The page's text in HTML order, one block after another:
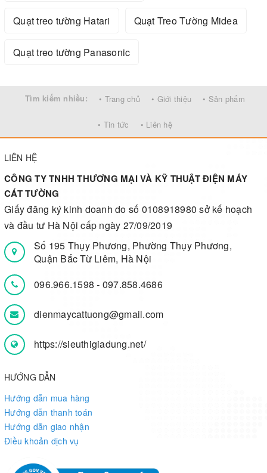
Quạt treo tường Hatari Quạt Treo Tường Midea
Quạt treo tường Panasonic
Tìm kiếm nhiều: • Trang chủ • Giới thiệu • Sản phẩm
• Tin tức • Liên hệ
LIÊN HỆ
CÔNG TY TNHH THƯƠNG MẠI VÀ KỸ THUẬT ĐIỆN MÁY
CÁT TƯỜNG
Giấy đăng ký kinh doanh do số 0108918980 sở kế hoạch
và đầu tư Hà Nội cấp ngày 27/09/2019
Số 195 Thụy Phương, Phường Thụy Phương,
Quận Bắc Từ Liêm, Hà Nội
096.966.1598- 097.858.4686
dienmaycattuong@gmail.com
https://sieuthigiadung.net/
HƯỚNG DẪN
Hướng dẫn mua hàng
Hướng dẫn thanh toán
Hướng dẫn giao nhận
Điều khoản dịch vụ